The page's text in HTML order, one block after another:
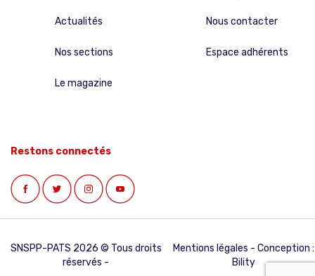
Actualités
Nos sections
Le magazine
Nous contacter
Espace adhérents
Restons connectés
SNSPP-PATS 2026 © Tous droits
réservés -
Mentions légales - Conception :
Bility